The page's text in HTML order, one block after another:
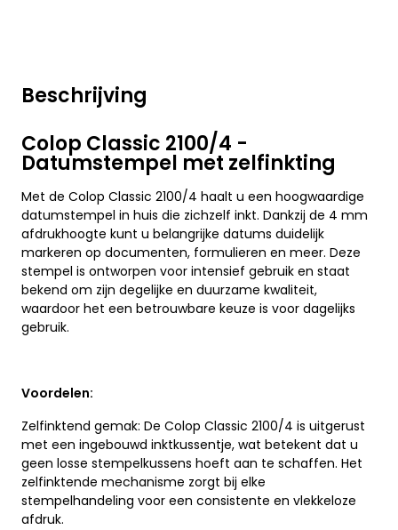
Beschrijving
Colop Classic 2100/4 -
Datumstempel met zelfinkting
Met de Colop Classic 2100/4 haalt u een hoogwaardige
datumstempel in huis die zichzelf inkt. Dankzij de 4 mm
afdrukhoogte kunt u belangrijke datums duidelijk
markeren op documenten, formulieren en meer. Deze
stempel is ontworpen voor intensief gebruik en staat
bekend om zijn degelijke en duurzame kwaliteit,
waardoor het een betrouwbare keuze is voor dagelijks
gebruik.
Voordelen:
Zelfinktend gemak: De Colop Classic 2100/4 is uitgerust
met een ingebouwd inktkussentje, wat betekent dat u
geen losse stempelkussens hoeft aan te schaffen. Het
zelfinktende mechanisme zorgt bij elke
stempelhandeling voor een consistente en vlekkeloze
afdruk.